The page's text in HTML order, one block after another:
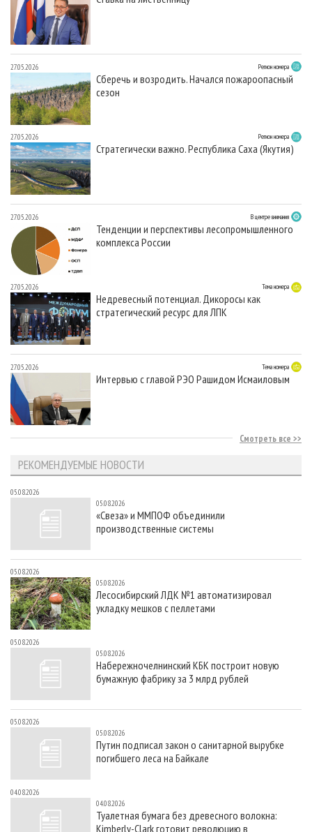
27.05.2026 Регион номера
Сберечь и возродить. Начался пожароопасный
сезон
27.05.2026 Регион номера
Стратегически важно. Республика Саха (Якутия)
27.05.2026 В центре внимания
Тенденции и перспективы лесопромышленного
комплекса России
27.05.2026 Тема номера
Недревесный потенциал. Дикоросы как
стратегический ресурс для ЛПК
27.05.2026 Тема номера
Интервью с главой РЭО Рашидом Исмаиловым
Смотреть все
РЕКОМЕНДУЕМЫЕ НОВОСТИ
05.08.2026
05.08.2026
«Свеза» и ММПОФ объединили
производственные системы
05.08.2026
05.08.2026
Лесосибирский ЛДК №1 автоматизировал
укладку мешков с пеллетами
05.08.2026
05.08.2026
Набережночелнинский КБК построит новую
бумажную фабрику за 3 млрд рублей
05.08.2026
05.08.2026
Путин подписал закон о санитарной вырубке
погибшего леса на Байкале
04.08.2026
04.08.2026
Туалетная бумага без древесного волокна:
Kimberly-Clark готовит революцию в